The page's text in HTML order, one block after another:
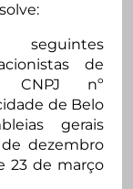
seguintes
de
CNPJ nº
de Belo
gerais
dezembro
23 de março